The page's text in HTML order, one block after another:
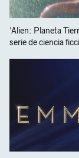
'Alien: Planeta
serie de ciencia